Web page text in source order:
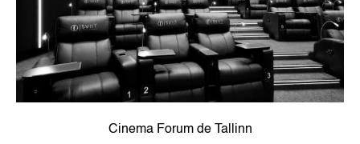
Cinema Forum de Tallinn